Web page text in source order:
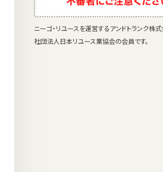
ニーゴ・リユースを運営するアンドトランク株
社団法人日本リユース業協会の会員です。